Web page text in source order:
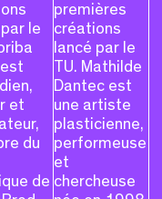
le
et
du
de
premières
créations
lancé par le
TU. Mathilde
Dantec est
une artiste
plasticienne,
performeuse
et
chercheuse